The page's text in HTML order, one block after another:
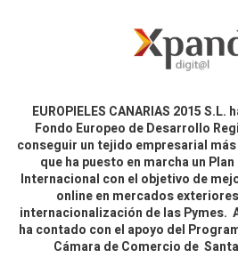
EUROPIELES CANARIAS 2015
Fondo Europeo de Desarrollo
conseguir un tejido empresarial
que ha puesto en marcha un
Internacional con el objetivo de
online en mercados
internacionalización de las Pymes.
ha contado con el apoyo del
Cámara de Comercio de